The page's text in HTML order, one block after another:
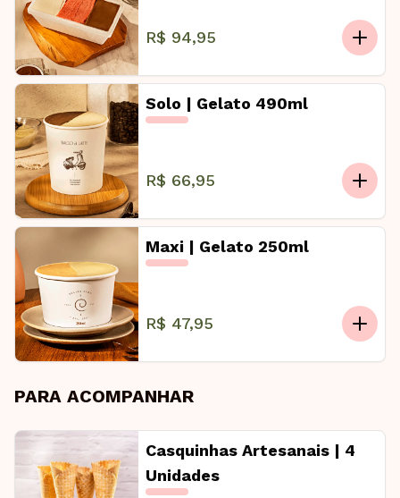
R$ 94,95
Solo | Gelato 490ml
R$ 66,95
Maxi | Gelato 250ml
R$ 47,95
PARA ACOMPANHAR
Casquinhas Artesanais | 4
Unidades